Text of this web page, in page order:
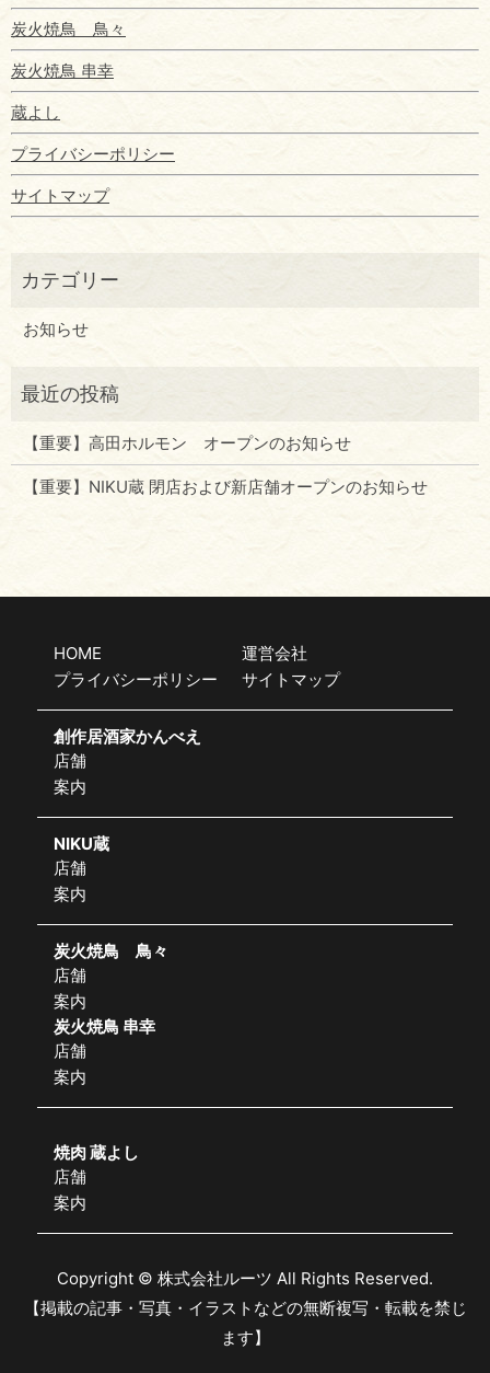
炭火焼鳥 鳥々
炭火焼鳥 串幸
蔵よし
プライバシーポリシー
サイトマップ
お知らせ
【重要】高田ホルモン オープンのお知らせ
【重要】NIKU蔵 閉店および新店舗オープンのお知らせ
HOME
運営会社
プライバシーポリシー
サイトマップ
創作居酒家かんべえ
店舗
案内
NIKU蔵
店舗
案内
炭火焼鳥 鳥々
店舗
案内
炭火焼鳥 串幸
店舗
案内
焼肉 蔵よし
店舗
案内
Copyright © 株式会社ルーツ All Rights Reserved.
【掲載の記事・写真・イラストなどの無断複写・転載を禁じ
ます】